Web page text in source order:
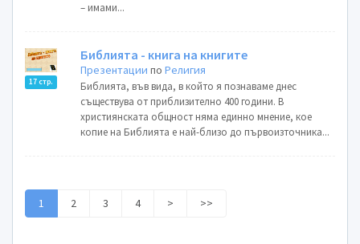
– имами...
17 стр.
Библията - книга на книгите
Презентации поРелигия
Библията, във вида, в който я познаваме днес
съществува от приблизително 400 години. В
християнската общност няма единно мнение, кое
копие на Библията е най-близо до първоизточника...
1 2 3 4 > >>